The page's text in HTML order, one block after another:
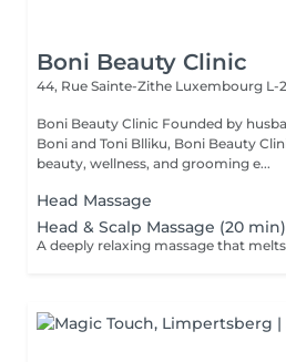
Boni Beauty Clinic
44, Rue Sainte-Zithe Luxembourg L-
Boni Beauty Clinic Founded by husband-and-wife team Irena
Boni and Toni Blliku, Boni Beauty
beauty, wellness, and grooming e...
Head Massage
Head & Scalp Massage (20 min)